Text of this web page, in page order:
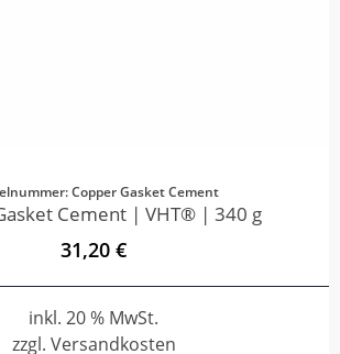
Copper Gasket Cement
Cement | VHT® | 340 g
31,20 €
inkl. 20 % MwSt.
zzgl. Versandkosten